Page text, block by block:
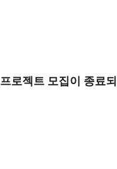
프로젝트 모집이 종료